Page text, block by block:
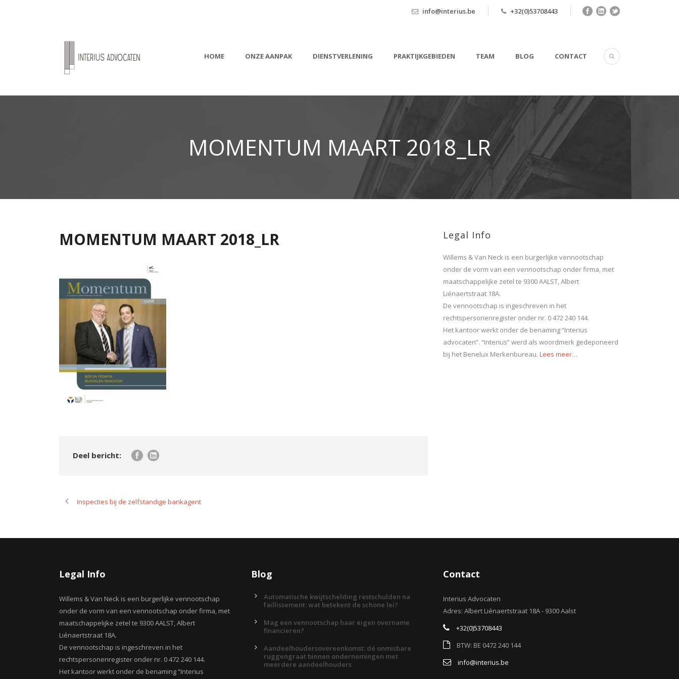
info@interius.be +32(0)53708443
HOME ONZE AANPAK DIENSTVERLENING PRAKTIJKGEBIEDEN TEAM BLOG CONTACT
MOMENTUM MAART 2018_LR
MOMENTUM MAART 2018_LR
Inspecties bij de zelfstandige bankagent
Legal Info
Willems & Van Neck is een burgerlijke vennootschap
onder de vorm van een vennootschap onder firma, met
maatschappelijke zetel te 9300 AALST, Albert
Liénaertstraat 18A.
De vennootschap is ingeschreven in het
rechtspersonenregister onder nr. 0 472 240 144.
Het kantoor werkt onder de benaming “Interius
advocaten”. “Interius” werd als woordmerk gedeponeerd
bij het Benelux Merkenbureau. Lees meer…
Legal Info
Willems & Van Neck is een burgerlijke vennootschap
onder de vorm van een vennootschap onder firma, met
maatschappelijke zetel te 9300 AALST, Albert
Liénaertstraat 18A.
De vennootschap is ingeschreven in het
rechtspersonenregister onder nr. 0 472 240 144.
Het kantoor werkt onder de benaming “Interius
Blog
Automatische kwijtschelding restschulden na
faillissement: wat betekent de schone lei?
Mag een vennootschap haar eigen overname
financieren?
Aandeelhoudersovereenkomst: dé onmisbare
ruggengraat binnen ondernemingen met
meerdere aandeelhouders
Contact
Interius Advocaten
Adres: Albert Liénaertstraat 18A - 9300 Aalst
+32(0)53708443
BTW: BE 0472 240 144
info@interius.be